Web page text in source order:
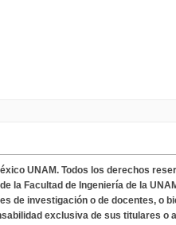
UNAM. Todos los derechos
la Facultad de Ingeniería de la
de investigación o de docentes, o
exclusiva de sus titulares o